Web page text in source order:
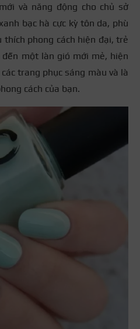
và năng động cho chủ sở
bạc hà cực kỳ tôn da, phù
thích phong cách hiện đại, trẻ
một làn gió mới mẻ, hiện
trang phục sáng màu và là
cách của bạn.